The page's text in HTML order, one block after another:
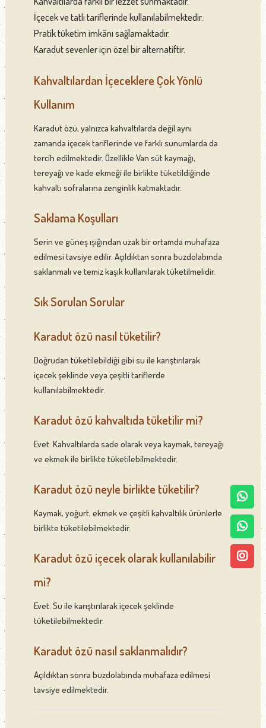
İçecek ve tatlı tariflerinde kullanılabilmektedir.
Pratik tüketim imkânı sağlamaktadır.
Karadut sevenler için özel bir alternatiftir.
Kahvaltılardan İçeceklere Çok Yönlü
Kullanım
Karadut özü, yalnızca kahvaltılarda değil aynı
zamanda içecek tariflerinde ve farklı sunumlarda da
tercih edilmektedir. Özellikle Van süt kaymağı,
tereyağı ve kade ekmeği ile birlikte tüketildiğinde
kahvaltı sofralarına zenginlik katmaktadır.
Saklama Koşulları
Serin ve güneş ışığından uzak bir ortamda muhafaza
edilmesi tavsiye edilir. Açıldıktan sonra buzdolabında
saklanmalı ve temiz kaşık kullanılarak tüketilmelidir.
Sık Sorulan Sorular
Karadut özü nasıl tüketilir?
Doğrudan tüketilebildiği gibi su ile karıştırılarak
içecek şeklinde veya çeşitli tariflerde
kullanılabilmektedir.
Karadut özü kahvaltıda tüketilir mi?
Evet. Kahvaltılarda sade olarak veya kaymak, tereyağı
ve ekmek ile birlikte tüketilebilmektedir.
Karadut özü neyle birlikte tüketilir?
Kaymak, yoğurt, ekmek ve çeşitli kahvaltılık ürünlerle
birlikte tüketilebilmektedir.
Karadut özü içecek olarak kullanılabilir
mi?
Evet. Su ile karıştırılarak içecek şeklinde
tüketilebilmektedir.
Karadut özü nasıl saklanmalıdır?
Açıldıktan sonra buzdolabında muhafaza edilmesi
tavsiye edilmektedir.